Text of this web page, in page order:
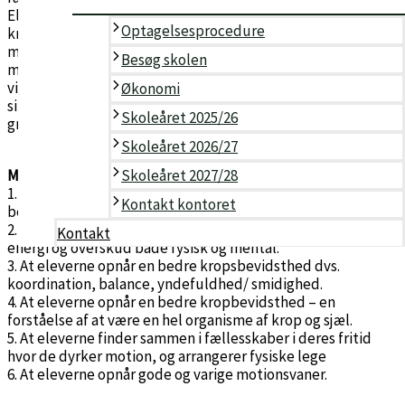
Optagelsesprocedure
Besøg skolen
Økonomi
Skoleåret 2025/26
Skoleåret 2026/27
Skoleåret 2027/28
Kontakt kontoret
Kontakt
Eleverne skal opleve, at de ved at bevæge sig og arbejde
kropsligt får mere energi og overskud både fysisk og
mentalt. Den måde, vi bruger vores energi på sammen med
mængden af energi, vi har til rådighed, bestemmer, hvordan
vi lærer, reagerer, restituerer og udtrykker os i forskellige
situationer. Kroppens energiprocesser er forbundet med
graden af liv i kroppen.
Mål:
1. At eleverne har en god grundform, bliver glade for at
bevæge sig og være fysisk aktive.
2. At eleverne oplever, at de gennem bevægelse får mere
energi og overskud både fysisk og mental.
3. At eleverne opnår en bedre kropsbevidsthed dvs.
koordination, balance, yndefuldhed/ smidighed.
4. At eleverne opnår en bedre kropbevidsthed – en
forståelse af at være en hel organisme af krop og sjæl.
5. At eleverne finder sammen i fællesskaber i deres fritid
hvor de dyrker motion, og arrangerer fysiske lege
6. At eleverne opnår gode og varige motionsvaner.